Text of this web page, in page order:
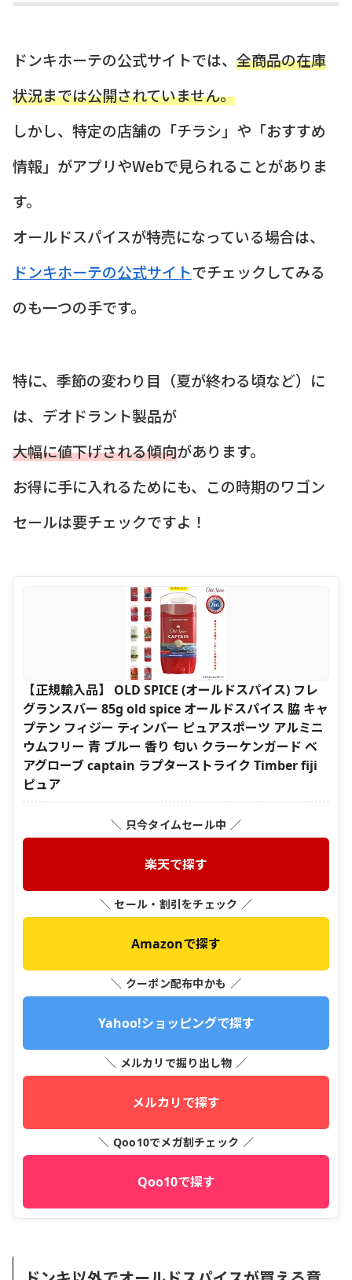
ドンキホーテの公式サイトでは、 全商品の在庫
状況までは公開されていません。
しかし、特定の店舗の「チラシ」や「おすすめ
情報」がアプリやWebで見られることがありま
す。
オールドスパイスが特売になっている場合は、
ドンキホーテの公式サイトでチェックしてみる
のも一つの手です。
特に、季節の変わり目（夏が終わる頃など）に
は、デオドラント製品が
大幅に値下げされる傾向があります。
お得に手に入れるためにも、この時期のワゴン
セールは要チェックですよ！
【正規輸入品】 OLD SPICE (オールドスパイス) フレ
グランスバー 85g old spice オールドスパイス 脇 キャ
プテン フィジー ティンバー ピュアスポーツ アルミニ
ウムフリー 青 ブルー 香り 匂い クラーケンガード ベ
アグローブ captain ラプターストライク Timber fiji
ピュア
＼ 只今タイムセール中 ／
楽天で探す
＼ セール・割引をチェック ／
Amazonで探す
＼ クーポン配布中かも ／
Yahoo!ショッピングで探す
＼ メルカリで掘り出し物 ／
メルカリで探す
＼ Qoo10でメガ割チェック ／
Qoo10で探す